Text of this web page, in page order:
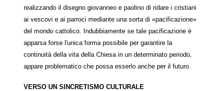
realizzando il disegno giovanneo e paolino di ridare i cristiani
ai vescovi e ai parroci mediante una sorta di «pacificazione»
del mondo cattolico. Indubbiamente se tale pacificazione è
apparsa forse l'unica forma possibile per garantire la
continuità della vita della Chiesa in un determinato periodo,
appare problematico che possa esserlo anche per il futuro.
VERSO UN SINCRETISMO CULTURALE